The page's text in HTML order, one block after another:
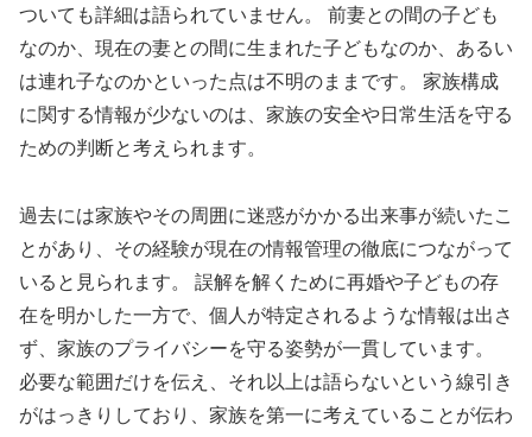
ついても詳細は語られていません。 前妻との間の子ども
なのか、現在の妻との間に生まれた子どもなのか、あるい
は連れ子なのかといった点は不明のままです。 家族構成
に関する情報が少ないのは、家族の安全や日常生活を守る
ための判断と考えられます。
過去には家族やその周囲に迷惑がかかる出来事が続いたこ
とがあり、その経験が現在の情報管理の徹底につながって
いると見られます。 誤解を解くために再婚や子どもの存
在を明かした一方で、個人が特定されるような情報は出さ
ず、家族のプライバシーを守る姿勢が一貫しています。
必要な範囲だけを伝え、それ以上は語らないという線引き
がはっきりしており、家族を第一に考えていることが伝わ